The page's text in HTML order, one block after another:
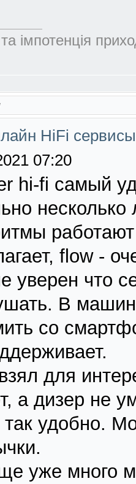
імпотенція
HiFi
07:20
hi-fi самый
несколько
flow -
уверен что
В
со
для
а дизер не
так удобно.
уже много